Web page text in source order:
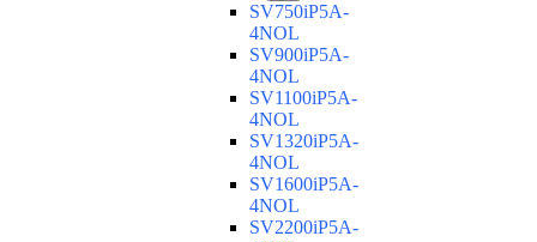
SV750iP5A-
4NOL
SV900iP5A-
4NOL
SV1100iP5A-
4NOL
SV1320iP5A-
4NOL
SV1600iP5A-
4NOL
SV2200iP5A-